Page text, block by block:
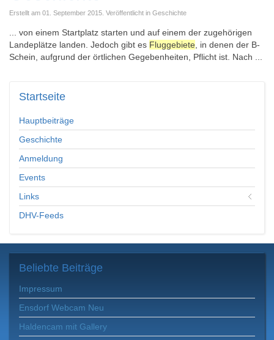
Erstellt am 01. September 2015. Veröffentlicht in Geschichte
... von einem Startplatz starten und auf einem der zugehörigen
Landeplätze landen. Jedoch gibt es Fluggebiete , in denen der B-
Schein, aufgrund der örtlichen Gegebenheiten, Pflicht ist. Nach ...
Startseite
Hauptbeiträge
Geschichte
Anmeldung
Events
Links
DHV-Feeds
Beliebte Beiträge
Impressum
Ensdorf Webcam Neu
Haldencam mit Gallery